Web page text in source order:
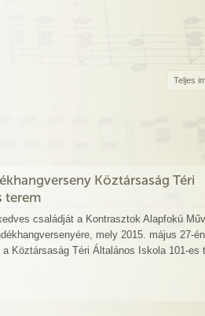
Teljes
Köztársaság Téri
terem
családját a Kontrasztok Alapfokú
mely 2015. május 27-
Köztársaság Téri Általános Iskola 101-es